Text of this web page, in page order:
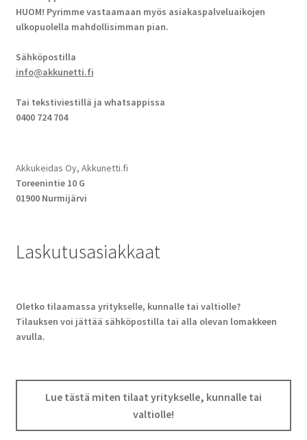
HUOM! Pyrimme vastaamaan myös asiakaspalveluaikojen
ulkopuolella mahdollisimman pian.
Sähköpostilla
info@akkunetti.fi
Tai tekstiviestillä ja whatsappissa
0400 724 704
Akkukeidas Oy, Akkunetti.fi
Toreenintie 10 G
01900 Nurmijärvi
Laskutusasiakkaat
Oletko tilaamassa yritykselle, kunnalle tai valtiolle?
Tilauksen voi jättää sähköpostilla tai alla olevan lomakkeen
avulla.
Lue tästä miten tilaat yritykselle, kunnalle tai
valtiolle!